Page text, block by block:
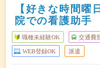
【好きな時間
院での看護助手
職種未経験OK 交通費
WEB登録OK 派遣